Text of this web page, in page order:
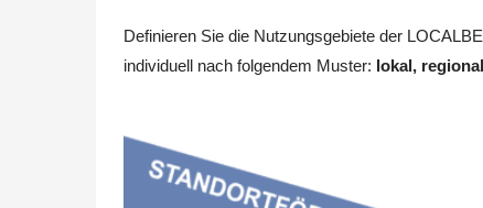
Definieren Sie die Nutzungsgebiete der
individuell nach folgendem Muster: lokal, regional